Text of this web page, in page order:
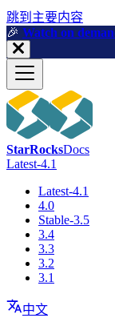
跳到主要内容
🎉️ Watch on
StarRocksDocs
Latest-4.1
Latest-4.1
4.0
Stable-3.5
3.4
3.3
3.2
3.1
中文